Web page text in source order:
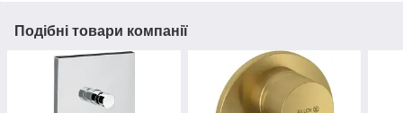
Подібні товари компанії